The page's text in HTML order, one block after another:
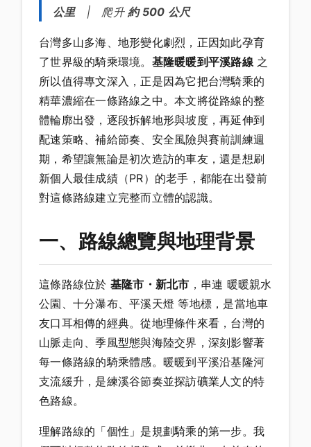
公里| 爬升 約 500 公尺
台灣多山多海、地形變化劇烈，正因如此孕育
了世界級的騎乘環境。 基隆暖暖到平溪路線之
所以值得專文深入，正是因為它把台灣騎乘的
精華濃縮在一條路線之中。本文將從路線的整
體輪廓出發，逐段拆解地形與坡度，再延伸到
配速策略、補給節奏、安全風險與賽前訓練週
期，希望讓無論是初次造訪的車友，還是想刷
新個人最佳成績（PR）的老手，都能在出發前
對這條路線建立完整而立體的認識。
一、路線總覽與地理背景
這條路線位於 基隆市・新北市 ，串連 暖暖親水
公園、十分瀑布、平溪天燈 等地標，是當地車
友口耳相傳的經典。從地理條件來看，台灣的
山脈走向、季風型態與海陸交界，深刻影響著
每一條路線的騎乘體感。暖暖到平溪沿基隆河
支流緩升，是練溪谷節奏並探訪礦業人文的特
色路線。
理解路線的「個性」是規劃騎乘的第一步。我